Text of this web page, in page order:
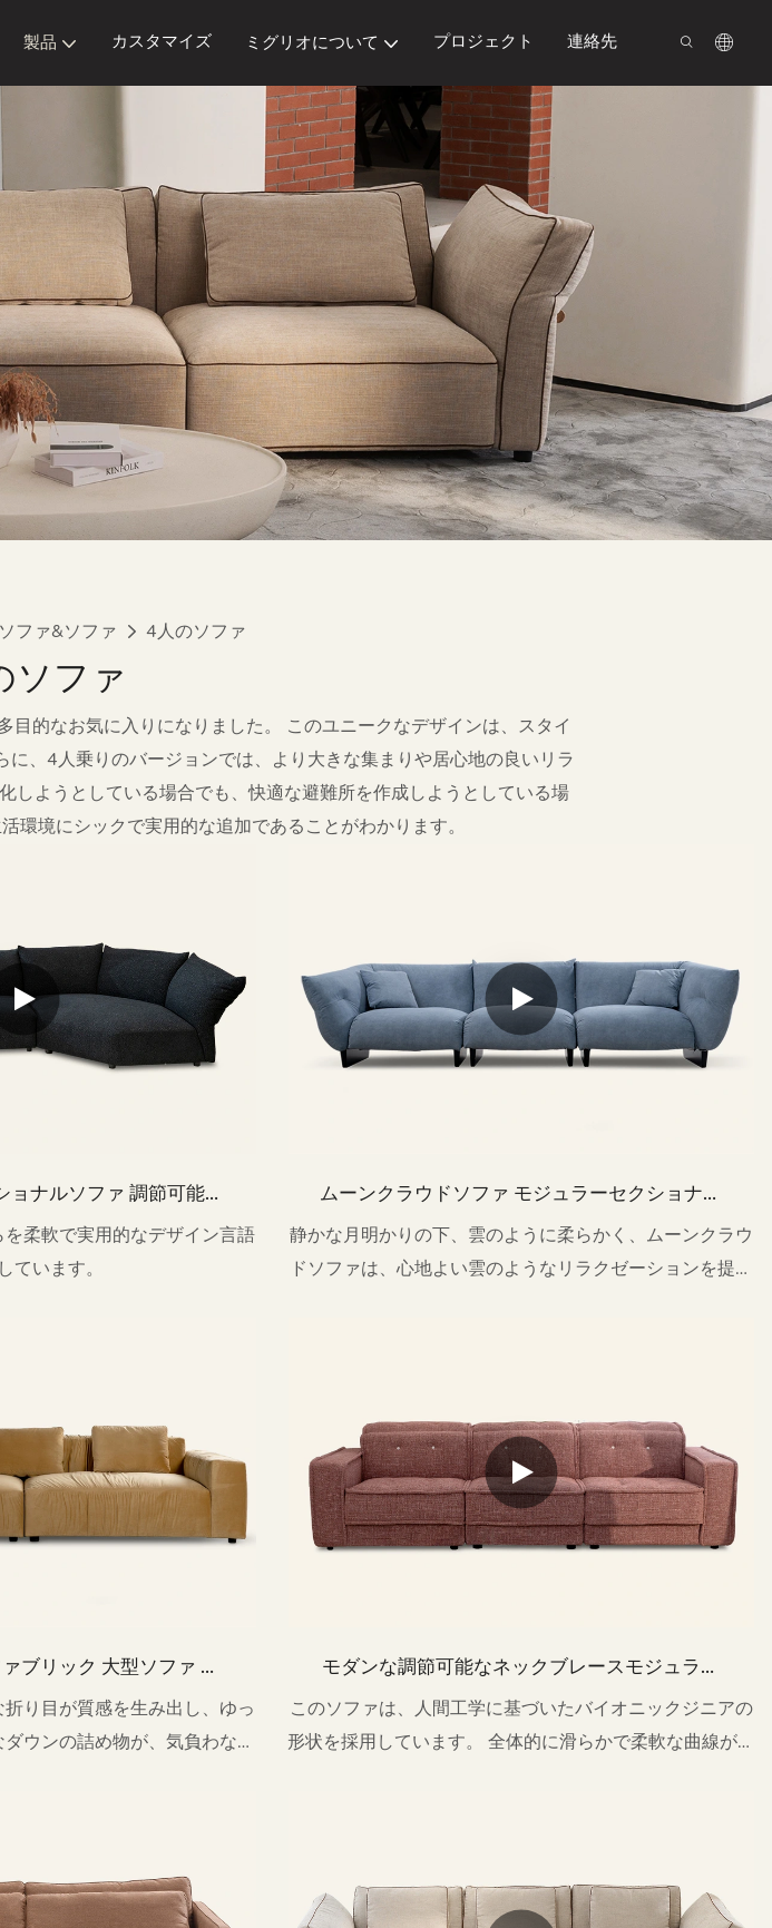
製品 カスタマイズ ミグリオについて プロジェクト 連絡先
ソファ&ソファ 4人のソファ
ソファ
目的なお気に入りになりました。 このユニークなデザインは、スタイ
、4人乗りのバージョンでは、より大きな集まりや居心地の良いリラ
しようとしている場合でも、快適な避難所を作成しようとしている場
境にシックで実用的な追加であることがわかります。
ナルソファ 調節可能な
背もたれ M137
柔軟で実用的なデザイン言語
ています。
ムーンクラウドソファ モジュラーセクショナル
ソファ リビングルーム用 M155-A
静かな月明かりの下、雲のように柔らかく、ムーンクラウ
ドソファは、心地よい雲のようなリラクゼーションを提供
ブリック 大型ソファ カ
掛け M141
り目が質感を生み出し、ゆっ
ウンの詰め物が、気負わない
モダンな調節可能なネックブレースモジュラー
ソファリビングルームM222
このソファは、人間工学に基づいたバイオニックジニアの
形状を採用しています。 全体的に滑らかで柔軟な曲線がシ